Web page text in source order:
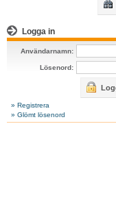
Logga in
Användarnamn:
Lösenord:
» Registrera
» Glömt lösenord